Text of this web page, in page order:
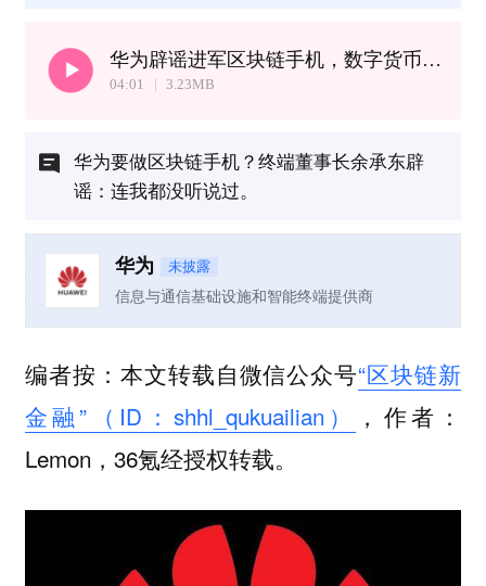
华为辟谣进军区块链手机，数字货币谣言为何难止于智者？
04:01 3.23MB
华为要做区块链手机？终端董事长余承东辟
谣：连我都没听说过。
华为 未披露
信息与通信基础设施和智能终端提供商
编者按：本文转载自微信公众号“区块链新
金融”（ID：shhl_qukuailian）
，作者：
Lemon，36氪经授权转载。